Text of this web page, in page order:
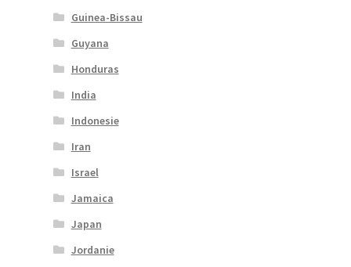
Guinea-Bissau
Guyana
Honduras
India
Indonesie
Iran
Israel
Jamaica
Japan
Jordanie